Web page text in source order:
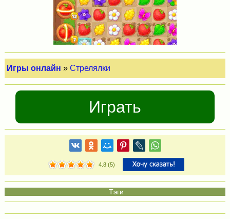
Игры онлайн »Стрелялки
Играть
4.8(5)